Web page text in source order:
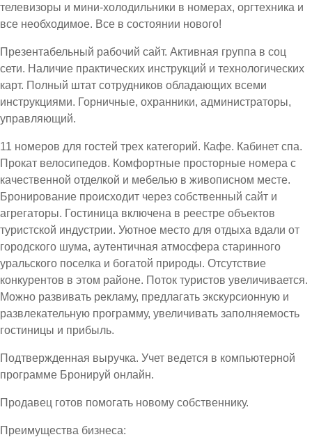
телевизоры и мини-холодильники в номерах, оргтехника и
все необходимое. Все в состоянии нового!
Презентабельный рабочий сайт. Активная группа в соц
сети. Наличие практических инструкций и технологических
карт. Полный штат сотрудников обладающих всеми
инструкциями. Горничные, охранники, администраторы,
управляющий.
11 номеров для гостей трех категорий. Кафе. Кабинет спа.
Прокат велосипедов. Комфортные просторные номера с
качественной отделкой и мебелью в живописном месте.
Бронирование происходит через собственный сайт и
агрегаторы. Гостиница включена в реестре объектов
туристской индустрии. Уютное место для отдыха вдали от
городского шума, аутентичная атмосфера старинного
уральского поселка и богатой природы. Отсутствие
конкурентов в этом районе. Поток туристов увеличивается.
Можно развивать рекламу, предлагать экскурсионную и
развлекательную программу, увеличивать заполняемость
гостиницы и прибыль.
Подтвержденная выручка. Учет ведется в компьютерной
программе Бронируй онлайн.
Продавец готов помогать новому собственнику.
Преимущества бизнеса: